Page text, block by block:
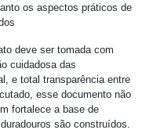
os aspectos práticos de
deve ser tomada com
cuidadosa das
e total transparência entre
esse documento não
fortalece a base de
são construídos.